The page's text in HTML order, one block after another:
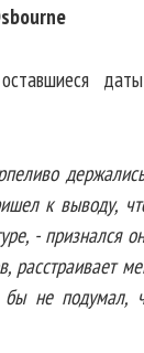
к выводу,
- признался
расстраивает
не подумал,